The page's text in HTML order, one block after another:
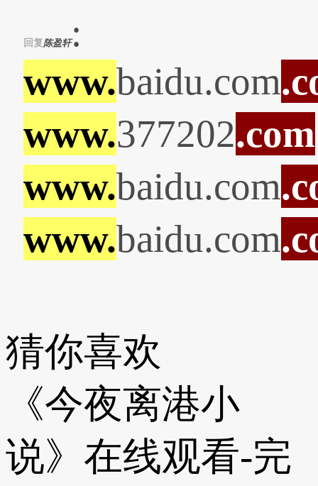
回复陈盈轩:
www.baidu.com
www.377202.com
www.baidu.com
www.baidu.com
猜你喜欢
《今夜离港小
说》在线观看-完